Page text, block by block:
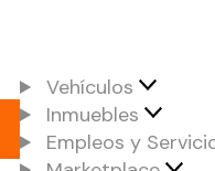
Vehículos
Inmuebles
Empleos y